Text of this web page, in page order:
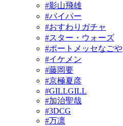
#影山飛雄
#バイパー
#おすわりガチャ
#スター・ウォーズ
#ポートメッセなごや
#イケメン
#藤岡要
#京極夏彦
#GILLGILL
#加治聖哉
#3DCG
#万凛